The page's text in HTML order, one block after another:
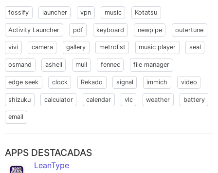
fossify launcher vpn music Kotatsu
Activity Launcher pdf keyboard newpipe outertune
vivi camera gallery metrolist music player seal
osmand ashell mull fennec file manager
edge seek clock Rekado signal immich video
shizuku calculator calendar vlc weather battery
email
APPS DESTACADAS
LeanType